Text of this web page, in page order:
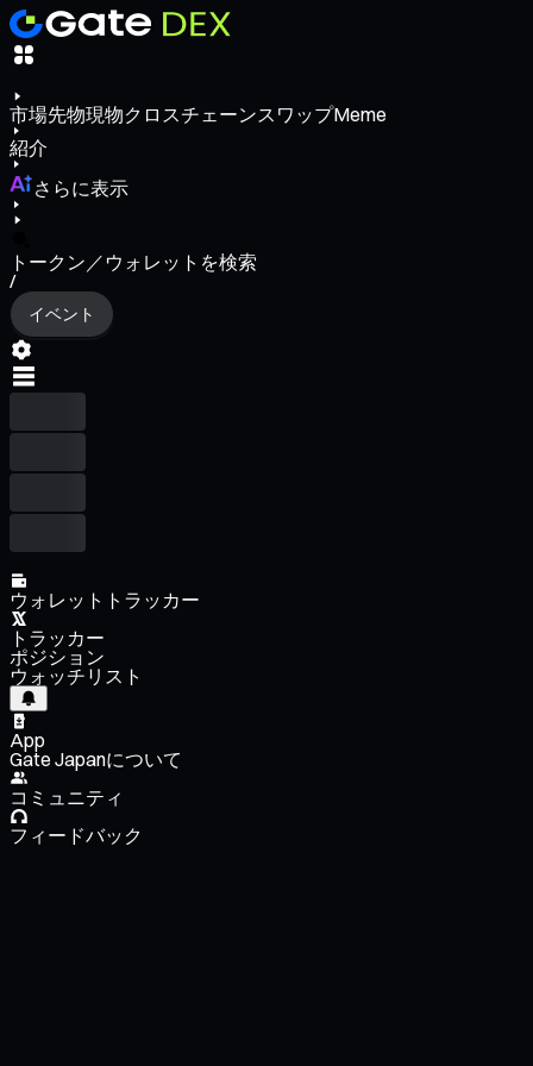
市場先物現物クロスチェーンスワップMeme
紹介
さらに表示
トークン／ウォレットを検索
/
イベント
ウォレットトラッカー
トラッカー
ポジション
ウォッチリスト
App
Gate Japanについて
コミュニティ
フィードバック